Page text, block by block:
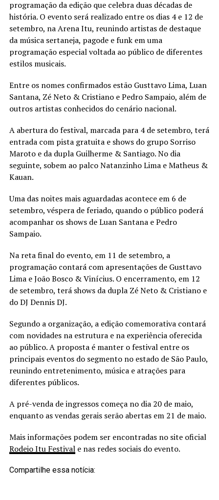
programação da edição que celebra duas décadas de
história. O evento será realizado entre os dias 4 e 12 de
setembro, na Arena Itu, reunindo artistas de destaque
da música sertaneja, pagode e funk em uma
programação especial voltada ao público de diferentes
estilos musicais.
Entre os nomes confirmados estão Gusttavo Lima, Luan
Santana, Zé Neto & Cristiano e Pedro Sampaio, além de
outros artistas conhecidos do cenário nacional.
A abertura do festival, marcada para 4 de setembro, terá
entrada com pista gratuita e shows do grupo Sorriso
Maroto e da dupla Guilherme & Santiago. No dia
seguinte, sobem ao palco Natanzinho Lima e Matheus &
Kauan.
Uma das noites mais aguardadas acontece em 6 de
setembro, véspera de feriado, quando o público poderá
acompanhar os shows de Luan Santana e Pedro
Sampaio.
Na reta final do evento, em 11 de setembro, a
programação contará com apresentações de Gusttavo
Lima e João Bosco & Vinícius. O encerramento, em 12
de setembro, terá shows da dupla Zé Neto & Cristiano e
do DJ Dennis DJ.
Segundo a organização, a edição comemorativa contará
com novidades na estrutura e na experiência oferecida
ao público. A proposta é manter o festival entre os
principais eventos do segmento no estado de São Paulo,
reunindo entretenimento, música e atrações para
diferentes públicos.
A pré-venda de ingressos começa no dia 20 de maio,
enquanto as vendas gerais serão abertas em 21 de maio.
Mais informações podem ser encontradas no site oficial
Rodeio Itu Festivale nas redes sociais do evento.
Compartilhe essa notícia: